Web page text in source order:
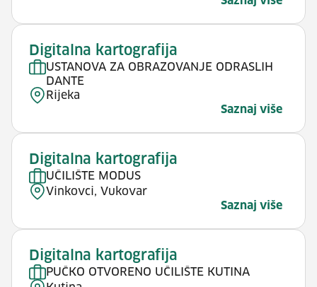
Digitalna kartografija
USTANOVA ZA OBRAZOVANJE ODRASLIH
DANTE
Rijeka
Saznaj više
Digitalna kartografija
UČILIŠTE MODUS
Vinkovci, Vukovar
Saznaj više
Digitalna kartografija
PUČKO OTVORENO UČILIŠTE KUTINA